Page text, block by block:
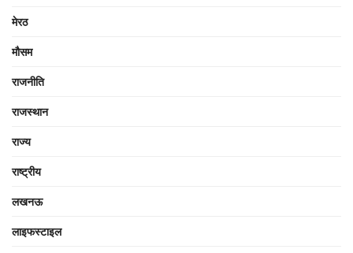
मेरठ
मौसम
राजनीति
राजस्थान
राज्य
राष्ट्रीय
लखनऊ
लाइफस्टाइल